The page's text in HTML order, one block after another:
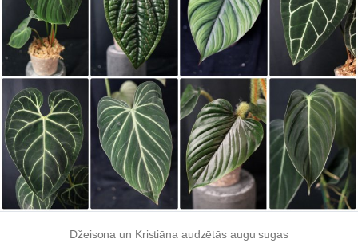
Džeisona un Kristiāna audzētās augu sugas